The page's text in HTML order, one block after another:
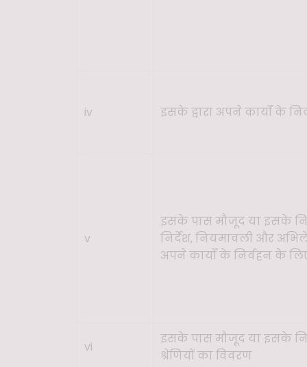
iv इसके द्वारा अपने कार्यों के
v
इसके पास मौजूद या इसके
निर्देश, नियमावली और
अपने कार्यों के निर्वहन के
vi
इसके पास मौजूद या इसके
श्रेणियों का विवरण